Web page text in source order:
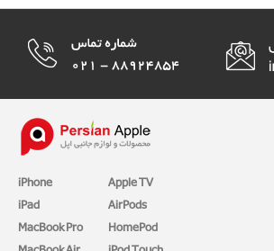
iPhone
iPad
MacBook Pro
Apple TV
AirPods
HomePod